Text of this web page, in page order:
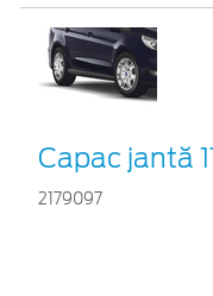
Capac jantă
2179097